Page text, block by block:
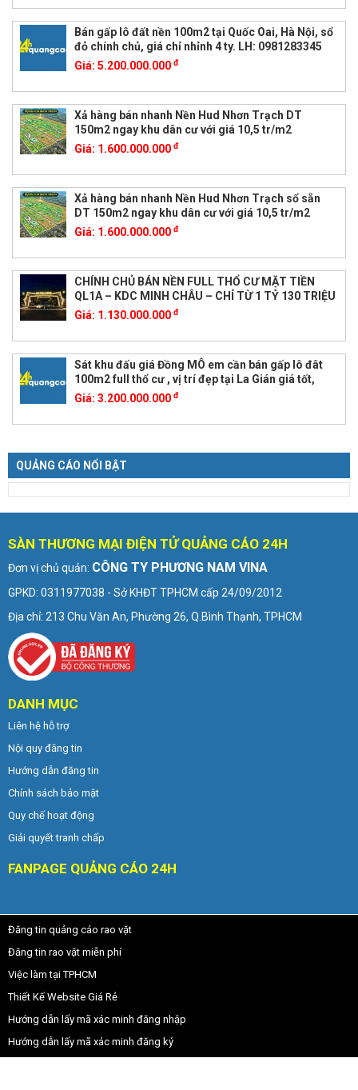
Bán gấp lô đất nền 100m2 tại Quốc Oai, Hà Nội, sổ
đỏ chính chủ, giá chỉ nhỉnh 4 ty. LH: 0981283345
Giá: 5.200.000.000 đ
Xả hàng bán nhanh Nền Hud Nhơn Trạch DT
150m2 ngay khu dân cư với giá 10,5 tr/m2
Giá: 1.600.000.000 đ
Xả hàng bán nhanh Nền Hud Nhơn Trạch sổ sẵn
DT 150m2 ngay khu dân cư với giá 10,5 tr/m2
Giá: 1.600.000.000 đ
CHÍNH CHỦ BÁN NỀN FULL THỔ CƯ MẶT TIỀN
QL1A – KDC MINH CHÂU – CHỈ TỪ 1 TỶ 130 TRIỆU
Giá: 1.130.000.000 đ
Sát khu đấu giá Đồng MÔ em cần bán gấp lô đât
100m2 full thổ cư , vị trí đẹp tại La Gián giá tốt,
Giá: 3.200.000.000 đ
QUẢNG CÁO NỔI BẬT
SÀN THƯƠNG MẠI ĐIỆN TỬ QUẢNG CÁO 24H
Đơn vị chủ quản: CÔNG TY PHƯƠNG NAM VINA
GPKD: 0311977038 - Sở KHĐT TPHCM cấp 24/09/2012
Địa chỉ: 213 Chu Văn An, Phường 26, Q.Bình Thạnh, TPHCM
DANH MỤC
Liên hệ hỗ trợ
Nội quy đăng tin
Hướng dẫn đăng tin
Chính sách bảo mật
Quy chế hoạt động
Giải quyết tranh chấp
FANPAGE QUẢNG CÁO 24H
Đăng tin quảng cáo rao vặt
Đăng tin rao vặt miễn phí
Việc làm tại TPHCM
Thiết Kế Website Giá Rẻ
Hướng dẫn lấy mã xác minh đăng nhập
Hướng dẫn lấy mã xác minh đăng ký